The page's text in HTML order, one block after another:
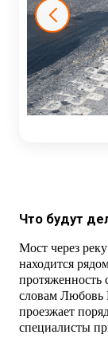
Что будут
Мост через
находится
протяженность
словам Любовь
проезжает
специалисты